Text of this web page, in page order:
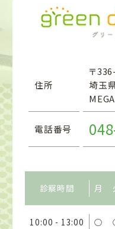
住所
〒
埼玉
電話番号
診察時間 月
10:00 - 13:00 ○